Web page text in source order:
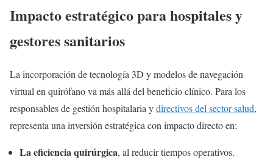
Impacto estratégico para hospitales y
gestores sanitarios
La incorporación de tecnología 3D y modelos de navegación
virtual en quirófano va más allá del beneficio clínico. Para los
responsables de gestión hospitalaria ydirectivos del sector salud,
representa una inversión estratégica con impacto directo en:
La eficiencia quirúrgica, al reducir tiempos operativos.